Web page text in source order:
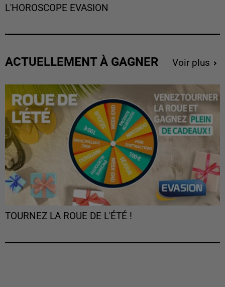
L'HOROSCOPE EVASION
ACTUELLEMENT À GAGNER Voir plus
TOURNEZ LA ROUE DE L'ÉTÉ !